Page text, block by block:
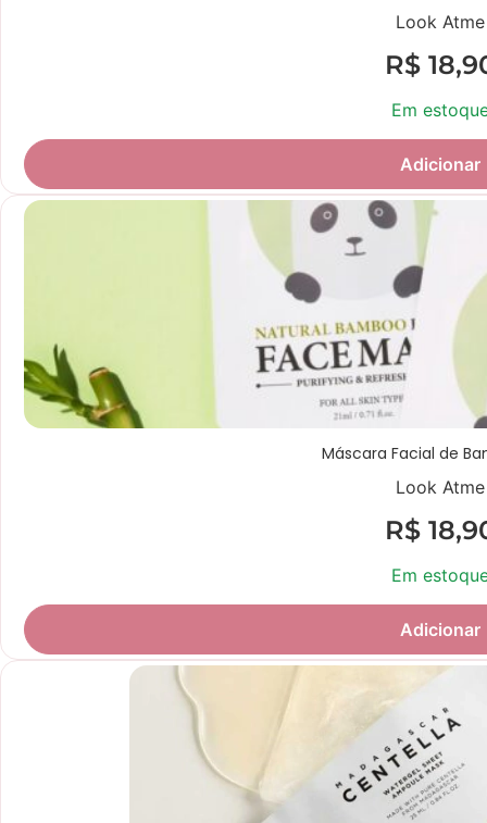
Look Atme
R$
Em
Adicionar
Máscara Facial de
Look Atme
R$
Em
Adicionar